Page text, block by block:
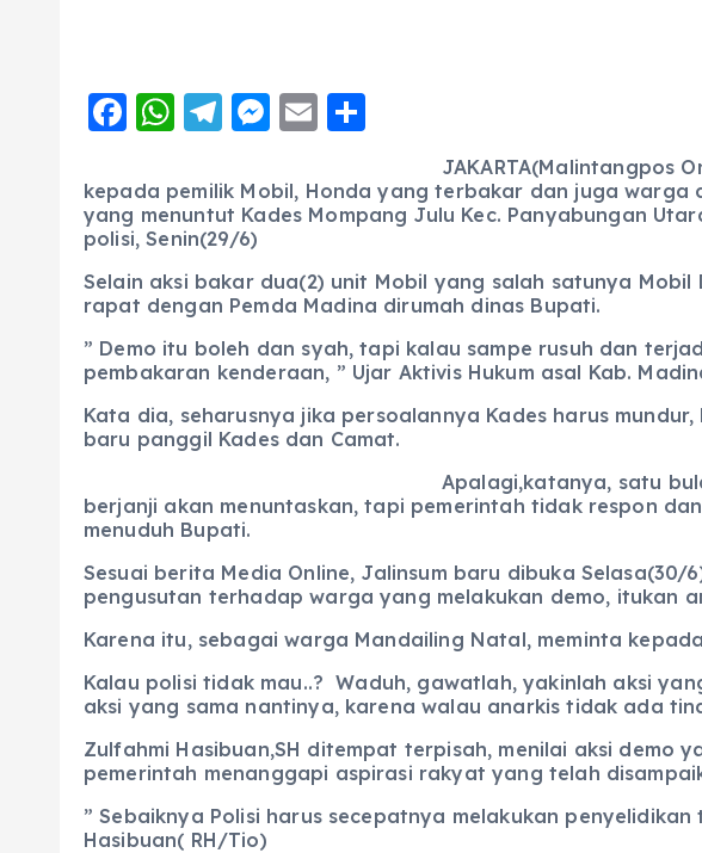
F
c
e
b
o
o
k
W
a
ts
A
p
p
T
e
g
r
a
m
M
ss
e
n
g
er
E
ai
l
a
re
JAKARTA(Malintangpos
kepada pemilik Mobil, Honda yang terbakar dan juga
yang menuntut Kades Mompang Julu Kec. Panyabungan
polisi, Senin(29/6)
Selain aksi bakar dua(2) unit Mobil yang salah satunya
rapat dengan Pemda Madina dirumah dinas Bupati.
” Demo itu boleh dan syah, tapi kalau sampe rusuh dan
pembakaran kenderaan, ” Ujar Aktivis Hukum asal Kab.
Kata dia, seharusnya jika persoalannya Kades harus
baru panggil Kades dan Camat.
Apalagi,katanya, satu
berjanji akan menuntaskan, tapi pemerintah tidak respon
menuduh Bupati.
Sesuai berita Media Online, Jalinsum baru dibuka
pengusutan terhadap warga yang melakukan demo, itukan
Karena itu, sebagai warga Mandailing Natal, meminta
Kalau polisi tidak mau..? Waduh, gawatlah, yakinlah aksi
aksi yang sama nantinya, karena walau anarkis tidak ada
Zulfahmi Hasibuan,SH ditempat terpisah, menilai aksi
pemerintah menanggapi aspirasi rakyat yang telah
” Sebaiknya Polisi harus secepatnya melakukan
Hasibuan( RH/Tio)